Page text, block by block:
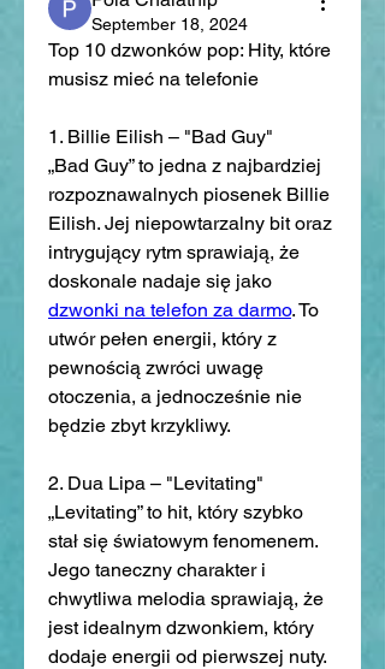
September 18, 2024
Top 10 dzwonków pop: Hity, które
musisz mieć na telefonie
1. Billie Eilish – "Bad Guy"
„Bad Guy” to jedna z najbardziej
rozpoznawalnych piosenek Billie
Eilish. Jej niepowtarzalny bit oraz
intrygujący rytm sprawiają, że
dzwonki na telefon za darmo. To
utwór pełen energii, który z
pewnością zwróci uwagę
otoczenia, a jednocześnie nie
będzie zbyt krzykliwy.
2. Dua Lipa – "Levitating"
„Levitating” to hit, który szybko
stał się światowym fenomenem.
Jego taneczny charakter i
chwytliwa melodia sprawiają, że
jest idealnym dzwonkiem, który
dodaje energii od pierwszej nuty.